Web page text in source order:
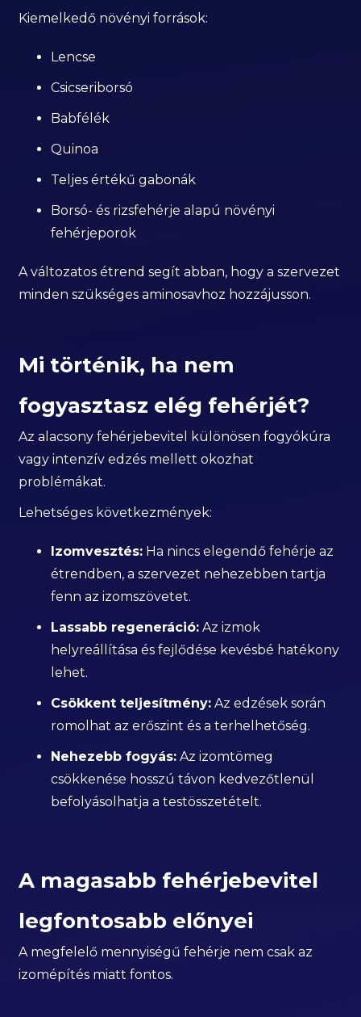
Kiemelkedő növényi források:
Lencse
Csicseriborsó
Babfélék
Quinoa
Teljes értékű gabonák
Borsó- és rizsfehérje alapú növényi
fehérjeporok
A változatos étrend segít abban, hogy a szervezet
minden szükséges aminosavhoz hozzájusson.
Mi történik, ha nem
fogyasztasz elég fehérjét?
Az alacsony fehérjebevitel különösen fogyókúra
vagy intenzív edzés mellett okozhat
problémákat.
Lehetséges következmények:
Izomvesztés: Ha nincs elegendő fehérje az
étrendben, a szervezet nehezebben tartja
fenn az izomszövetet.
Lassabb regeneráció: Az izmok
helyreállítása és fejlődése kevésbé hatékony
lehet.
Csökkent teljesítmény: Az edzések során
romolhat az erőszint és a terhelhetőség.
Nehezebb fogyás: Az izomtömeg
csökkenése hosszú távon kedvezőtlenül
befolyásolhatja a testösszetételt.
A magasabb fehérjebevitel
legfontosabb előnyei
A megfelelő mennyiségű fehérje nem csak az
izomépítés miatt fontos.